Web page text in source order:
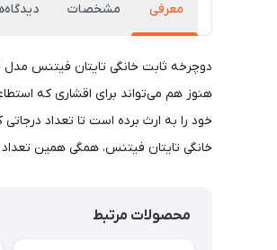
معرفی مشخصات
خانگی تایتان فیتنس، همگی همین
محصولات مرتبط